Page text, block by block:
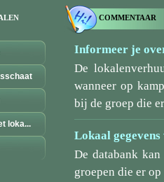
loka...
COMMENTAAR
Informeer je
De
wanneer op
bij de groep die
Lokaal
De databank
groepen die er